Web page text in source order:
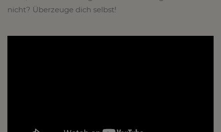
nicht? Überzeuge dich selbst!